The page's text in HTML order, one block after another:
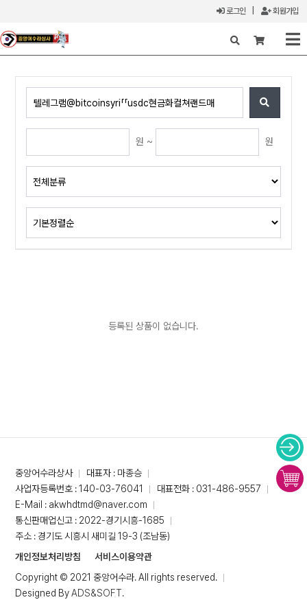
로그인 회원가입
X
원 ~ 원
등록된 상품이 없습니다.
중앙어수라상사
대표자 : 마종승
사업자등록번호 : 140-03-76041
대표전화 : 031-486-9557
E-Mail : akwhdtmd@naver.com
통신판매업신고 : 2022-경기시흥-1685
주소 : 경기도 시흥시 새미길 19-3 (조남동)
개인정보처리방침
서비스이용약관
Copyright © 2021 중앙어수라. All rights reserved.
Designed ByADS&SOFT.